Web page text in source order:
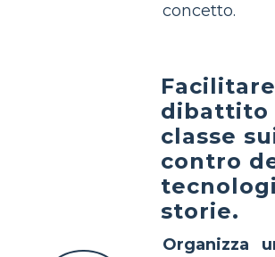
concetto.
dibattito
classe
contro
storie.
Organizza